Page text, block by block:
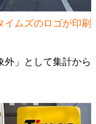
イムズのロゴが印刷
外」として集計から